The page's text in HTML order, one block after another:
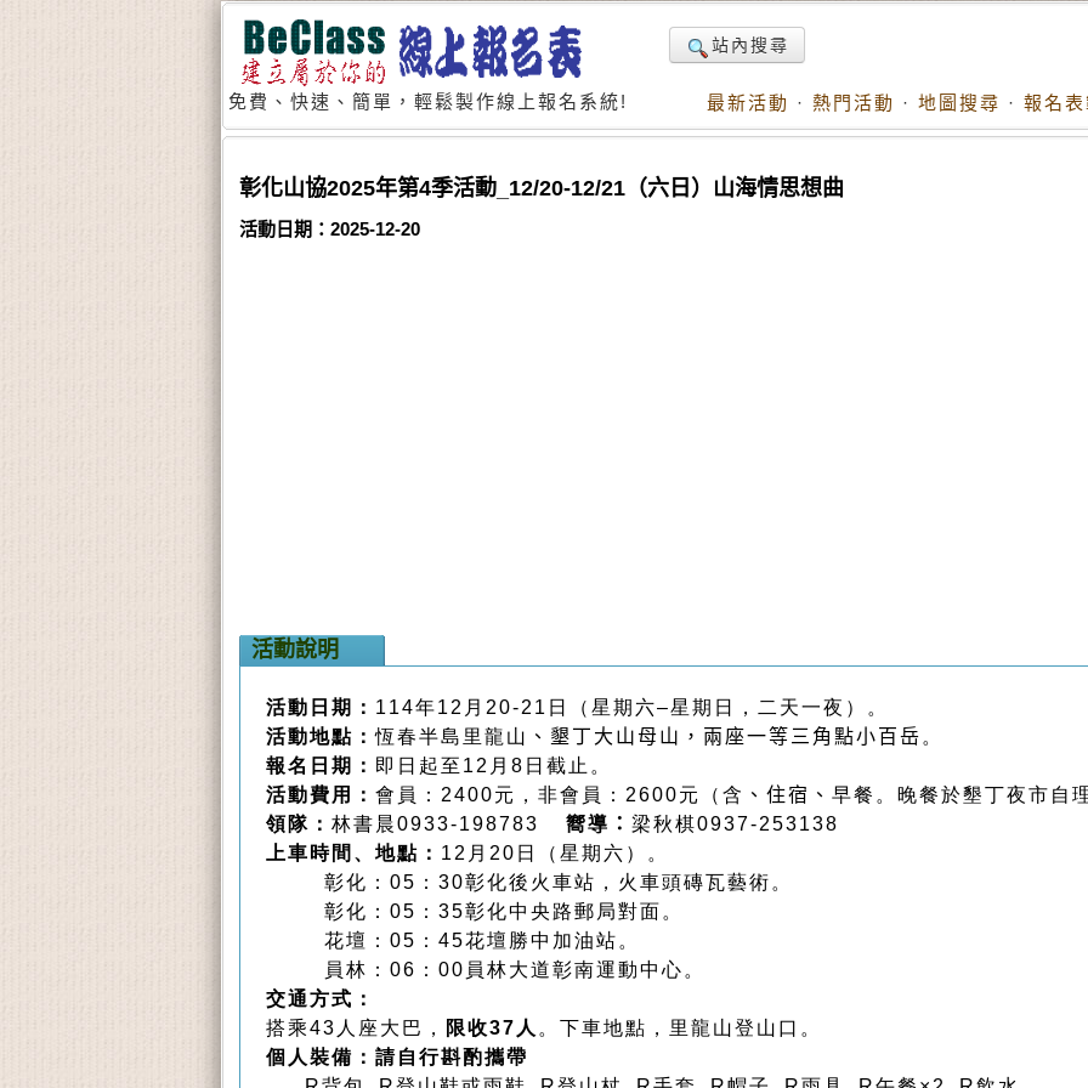
免費、快速、簡單，輕鬆製作線上報名系統!
站內搜尋
最新活動 · 熱門活動 · 地圖搜尋 · 報名
彰化山協2025年第4季活動_12/20-12/21（六日）山海情思想曲
活動日期：2025-12-20
活動說明
活動日期： 114年12月20-21日（星期六–星期日，二天一夜）。
活動地點：恆春半島里龍山 、墾丁大山母山，兩座一等三角點小百岳 。
報名日期： 即日起至12月8日截止。
活動費用： 會員：2400元，非會員：2600元（含 、住宿、 早餐。晚餐於墾丁夜市自
領隊： 林書晨0933-198783 嚮導 ： 梁秋棋0937-253138
上車時間、地點： 12月20日（星期六）。
彰化：05：30彰化後火車站，火車頭磚瓦藝術。
彰化：05：35彰化中央路郵局對面。
花壇：05：45花壇勝中加油站。
員林：06：00員林大道彰南運動中心。
交通方式：
搭乘43人座大巴，
限收37人 。下車地點，里龍山登山口。
個人裝備：請自行斟酌攜帶